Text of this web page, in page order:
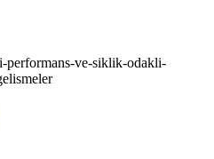
performans-ve-siklik-odakli-